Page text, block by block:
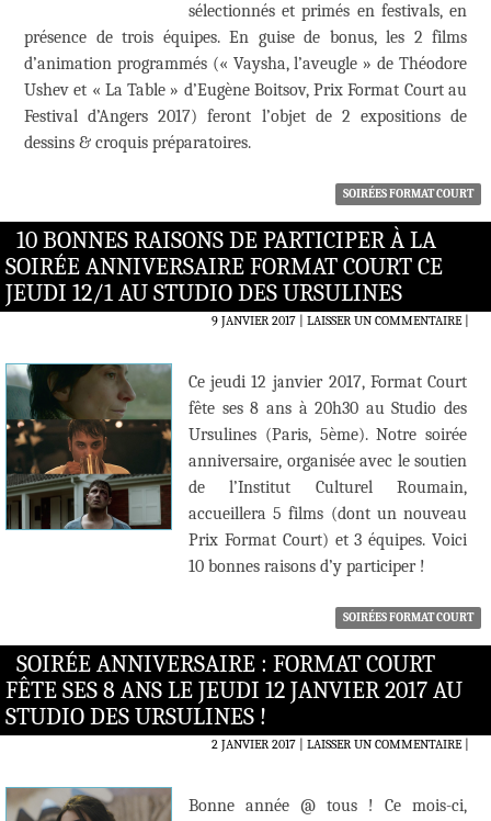
sélectionnés et primés en festivals, en
présence de trois équipes. En guise de bonus, les 2 films
d’animation programmés (« Vaysha, l’aveugle » de Théodore
Ushev et « La Table » d’Eugène Boitsov, Prix Format Court au
Festival d’Angers 2017) feront l’objet de 2 expositions de
dessins & croquis préparatoires.
SOIRÉES FORMAT COURT
10 BONNES RAISONS DE PARTICIPER À LA
SOIRÉE ANNIVERSAIRE FORMAT COURT CE
JEUDI 12/1 AU STUDIO DES URSULINES
9 JANVIER 2017 LAISSER UN COMMENTAIRE|
Ce jeudi 12 janvier 2017, Format Court
fête ses 8 ans à 20h30 au Studio des
Ursulines (Paris, 5ème). Notre soirée
anniversaire, organisée avec le soutien
de l’Institut Culturel Roumain,
accueillera 5 films (dont un nouveau
Prix Format Court) et 3 équipes. Voici
10 bonnes raisons d’y participer !
SOIRÉES FORMAT COURT
SOIRÉE ANNIVERSAIRE : FORMAT COURT
FÊTE SES 8 ANS LE JEUDI 12 JANVIER 2017 AU
STUDIO DES URSULINES !
2 JANVIER 2017 LAISSER UN COMMENTAIRE|
Bonne année @ tous ! Ce mois-ci,